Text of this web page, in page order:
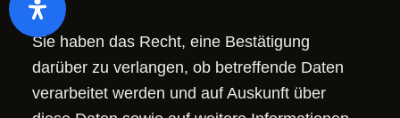
Sie haben das Recht, eine Bestätigung
darüber zu verlangen, ob betreffende Daten
verarbeitet werden und auf Auskunft über